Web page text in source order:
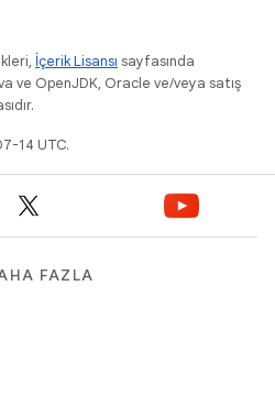
İçerik Lisansı sayfasında
ve OpenJDK, Oracle ve/veya satış
14 UTC.
FAZLA